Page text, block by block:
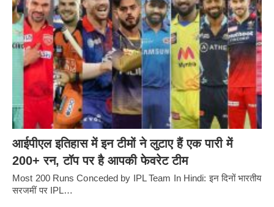
आईपीएल इतिहास में इन टीमों ने लुटाए हैं एक पारी में
200+ रन, टॉप पर है आपकी फेवरेट टीम
Most 200 Runs Conceded by IPL Team In Hindi: इन दिनों भारतीय
सरजमीं पर IPL…